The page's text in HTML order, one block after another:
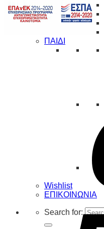
ΠΑΙΔΙ
Wishlist
ΕΠΙΚΟΙΝΩΝΙΑ
Search for: